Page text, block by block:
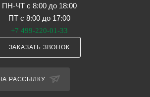
ПН-ЧТ с 8:00 до 18:00
ПТ с 8:00 до 17:00
+7 499-220-01-33
ЗАКАЗАТЬ ЗВОНОК
РАССЫЛКУ